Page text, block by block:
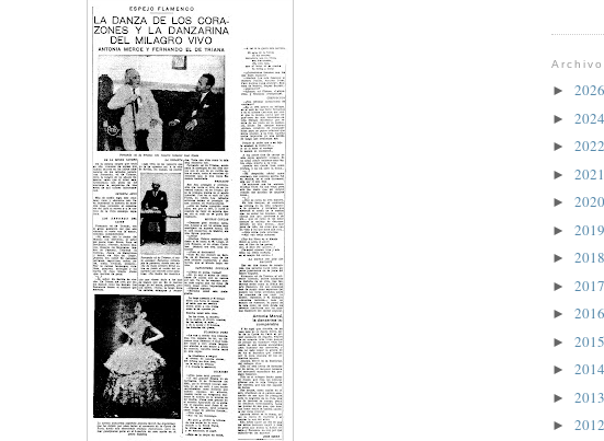
► 2026
► 2024
► 2022
► 2021
► 2020
► 2019
► 2018
► 2017
► 2016
► 2015
► 2014
► 2013
► 2012